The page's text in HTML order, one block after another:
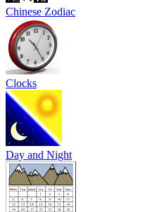
Chinese Zodiac
Clocks
Day and Night